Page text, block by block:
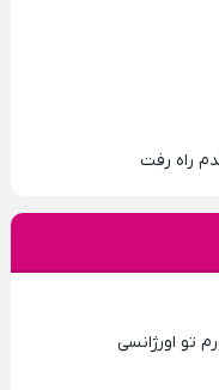
راه رفت
تو اورژانسی